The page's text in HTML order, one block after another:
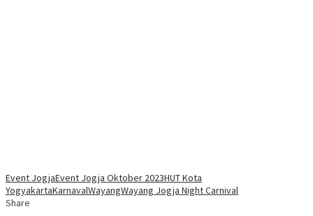
Event JogjaEvent Jogja Oktober 2023HUT Kota
YogyakartaKarnavalWayangWayang Jogja Night Carnival
Share